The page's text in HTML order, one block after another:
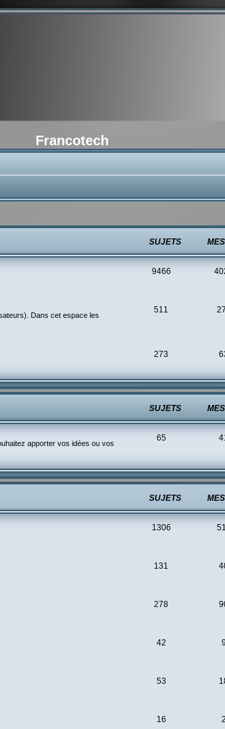
Francotech
SUJETS
9466
Dans cet espace les
511
273
SUJETS
apporter vos idées ou vos
65
SUJETS
1306
131
278
42
53
16